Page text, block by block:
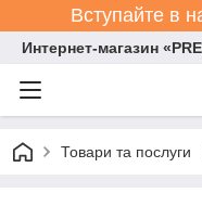
Вступайте в
Интернет-магазин
Товари та послуги